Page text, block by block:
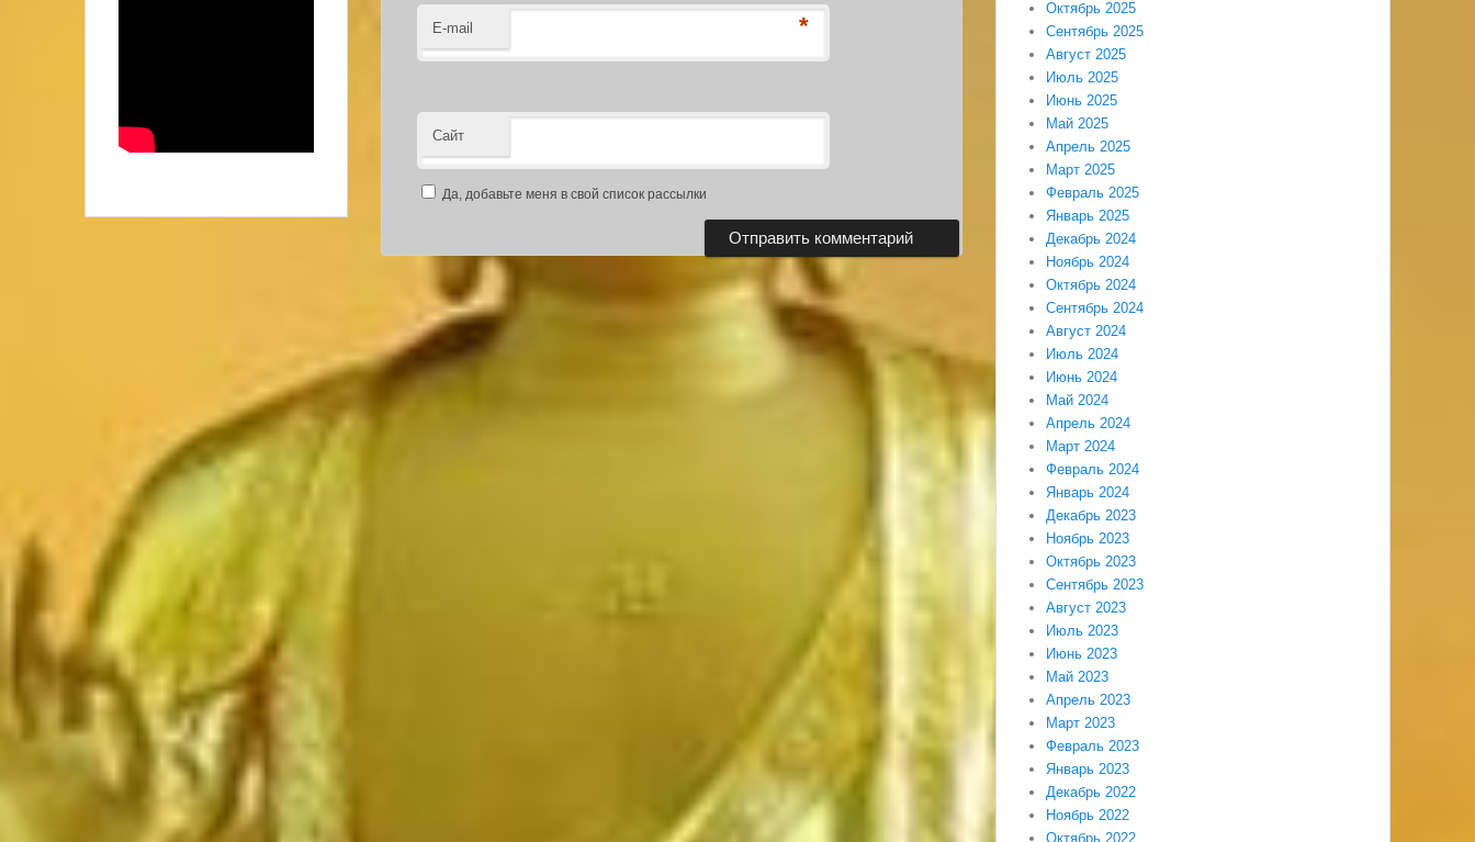
E-mail *
Сайт
Да, добавьте меня в свой список рассылки
Октябрь 2025
Сентябрь 2025
Август 2025
Июль 2025
Июнь 2025
Май 2025
Апрель 2025
Март 2025
Февраль 2025
Январь 2025
Декабрь 2024
Ноябрь 2024
Октябрь 2024
Сентябрь 2024
Август 2024
Июль 2024
Июнь 2024
Май 2024
Апрель 2024
Март 2024
Февраль 2024
Январь 2024
Декабрь 2023
Ноябрь 2023
Октябрь 2023
Сентябрь 2023
Август 2023
Июль 2023
Июнь 2023
Май 2023
Апрель 2023
Март 2023
Февраль 2023
Январь 2023
Декабрь 2022
Ноябрь 2022
Октябрь 2022